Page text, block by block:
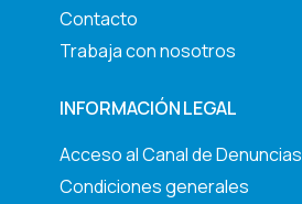
Contacto
Trabaja con nosotros
INFORMACIÓN LEGAL
Acceso al Canal de Denuncias
Condiciones generales